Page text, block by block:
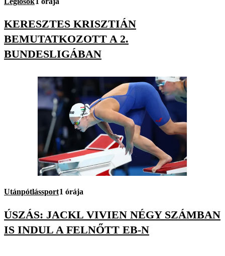
KERESZTES KRISZTIÁN
BEMUTATKOZOTT A 2.
BUNDESLIGÁBAN
Utánpótlássport1 órája
ÚSZÁS: JACKL VIVIEN NÉGY SZÁMBAN
IS INDUL A FELNŐTT EB-N